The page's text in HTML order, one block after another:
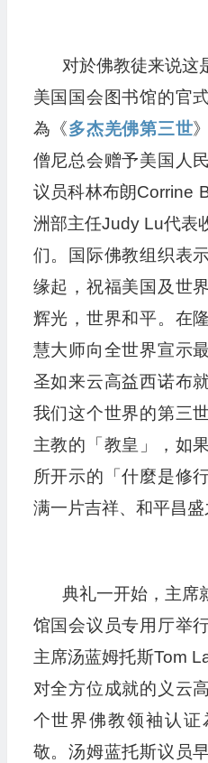
对於佛教徒来说这
美国国会图书馆的官
為《多杰羌佛第三世
僧尼总会赠予美国人
议员科林布朗Corrine
洲部主任Judy Lu代表
们。国际佛教组织表
缘起，祝福美国及世
辉光，世界和平。在
慧大师向全世界宣示
圣如来云高益西诺布
我们这个世界的第三
主教的「教皇」，如
所开示的「什麼是修
满一片吉祥、和平昌盛
典礼一开始，主席
馆国会议员专用厅举
主席汤蓝姆托斯Tom
对全方位成就的义云
个世界佛教领袖认
敬。汤姆蓝托斯议员